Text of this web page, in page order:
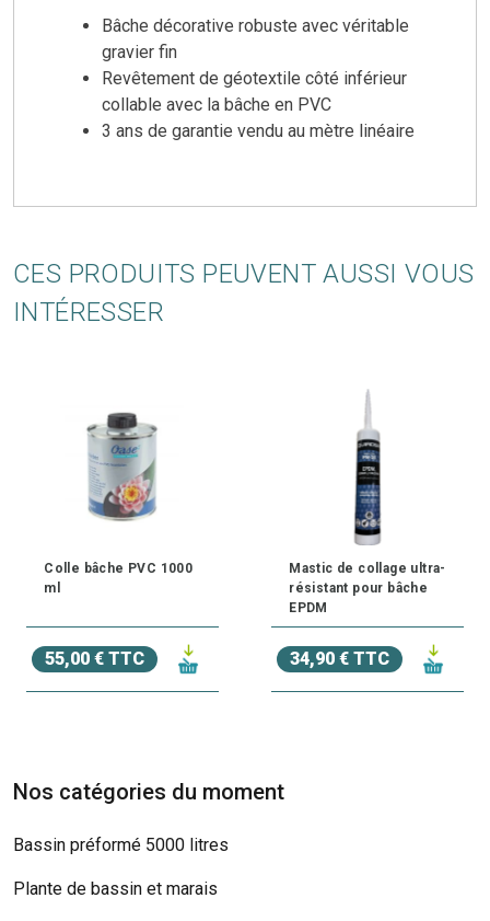
Bâche décorative robuste avec véritable
gravier fin
Revêtement de géotextile côté inférieur
collable avec la bâche en PVC
3 ans de garantie vendu au mètre linéaire
CES PRODUITS PEUVENT AUSSI VOUS
INTÉRESSER
Colle bâche PVC 1000
ml
55,00 € TTC
Mastic de collage ultra-
résistant pour bâche
EPDM
34,90 € TTC
Nos catégories du moment
Bassin préformé 5000 litres
Plante de bassin et marais